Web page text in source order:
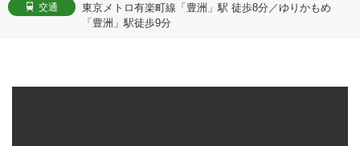
交通
東京メトロ有楽町線「豊洲」駅 徒歩8分／ゆりかもめ
「豊洲」駅徒歩9分